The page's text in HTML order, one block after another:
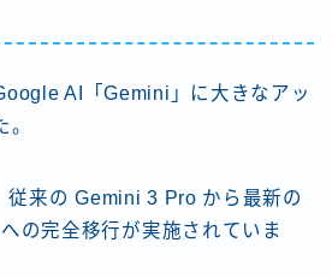
AI「Gemini」に大きなアッ
従来の Gemini 3 Pro から最新の
への完全移行が実施されていま